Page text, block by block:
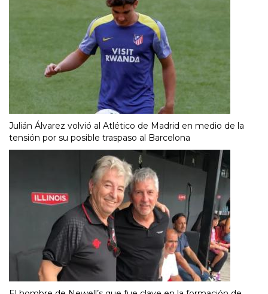
Julián Álvarez volvió al Atlético de Madrid en medio de la
tensión por su posible traspaso al Barcelona